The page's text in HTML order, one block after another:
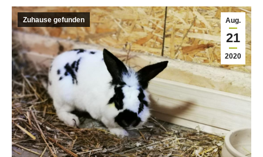
Aug.
21
2020
Zuhause gefunden